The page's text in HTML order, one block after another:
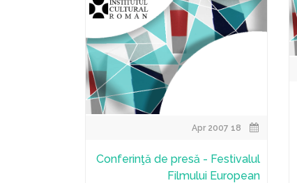
Conferinţă de presă - Festivalul
Filmului European